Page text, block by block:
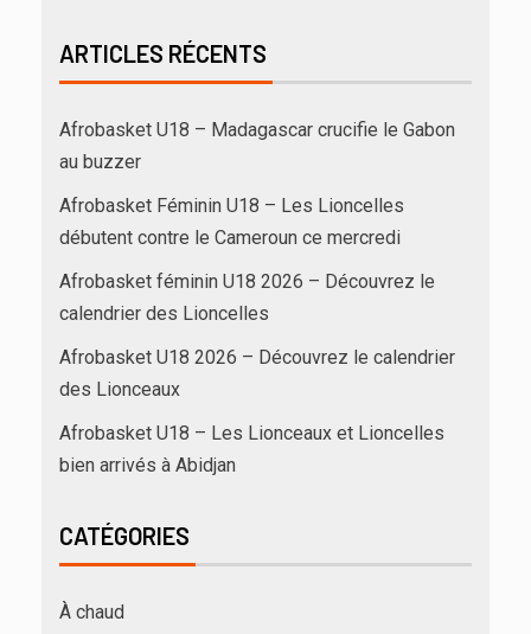
ARTICLES RÉCENTS
Afrobasket U18 – Madagascar crucifie le Gabon
au buzzer
Afrobasket Féminin U18 – Les Lioncelles
débutent contre le Cameroun ce mercredi
Afrobasket féminin U18 2026 – Découvrez le
calendrier des Lioncelles
Afrobasket U18 2026 – Découvrez le calendrier
des Lionceaux
Afrobasket U18 – Les Lionceaux et Lioncelles
bien arrivés à Abidjan
CATÉGORIES
À chaud